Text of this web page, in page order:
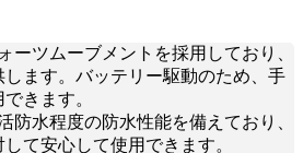
ーツムーブメントを採用しており、
します。バッテリー駆動のため、手
きます。
防水程度の防水性能を備えており、
て安心して使用できます。